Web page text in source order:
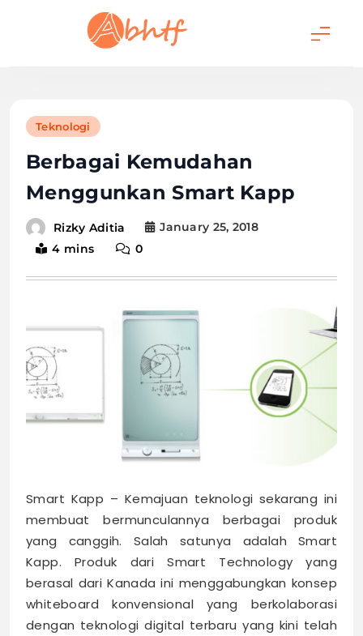
Teknologi
Berbagai Kemudahan
Menggunkan Smart Kapp
Rizky Aditia
January 25, 2018
4 mins
0
Smart Kapp – Kemajuan teknologi sekarang ini
membuat bermunculannya berbagai produk
yang canggih. Salah satunya adalah Smart
Kapp. Produk dari Smart Technology yang
berasal dari Kanada ini menggabungkan konsep
whiteboard konvensional yang berkolaborasi
dengan teknologi digital terbaru yang kini telah